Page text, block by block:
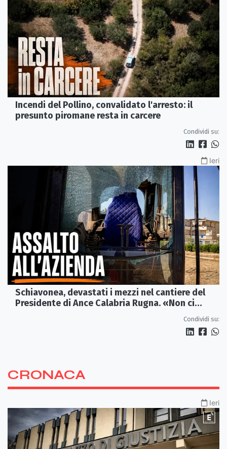
Incendi del Pollino, convalidato l'arresto: il
presunto piromane resta in carcere
Condividi su:
Ieri
Schiavonea, devastati i mezzi nel cantiere del
Presidente di Ance Calabria Rugna. «Non ci
Condividi su:
CRONACA
Ieri